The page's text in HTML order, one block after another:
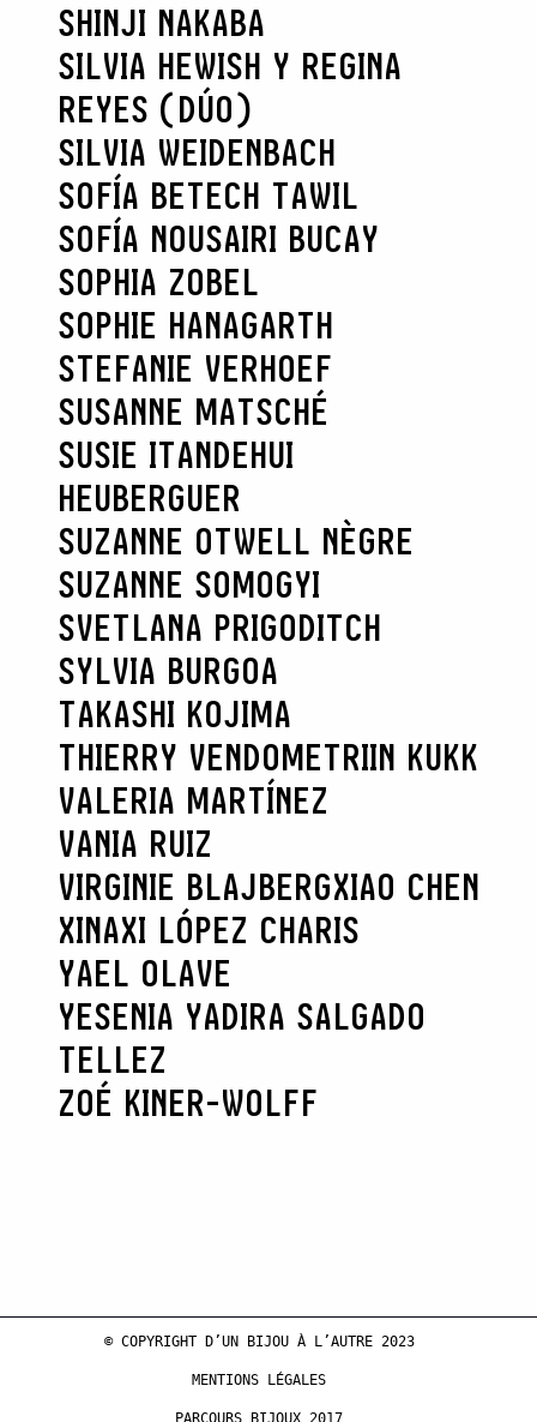
SHINJI NAKABA
SILVIA HEWISH Y REGINA
REYES (DÚO)
SILVIA WEIDENBACH
SOFÍA BETECH TAWIL
SOFÍA NOUSAIRI BUCAY
SOPHIA ZOBEL
SOPHIE HANAGARTH
STEFANIE VERHOEF
SUSANNE MATSCHÉ
SUSIE ITANDEHUI
HEUBERGUER
SUZANNE OTWELL NÈGRE
SUZANNE SOMOGYI
SVETLANA PRIGODITCH
SYLVIA BURGOA
TAKASHI KOJIMA
THIERRY VENDOMETRIIN KUKK
VALERIA MARTÍNEZ
VANIA RUIZ
VIRGINIE BLAJBERGXIAO CHEN
XINAXI LÓPEZ CHARIS
YAEL OLAVE
YESENIA YADIRA SALGADO
TELLEZ
ZOÉ KINER-WOLFF
© COPYRIGHT D’UN BIJOU À L’AUTRE 2023
MENTIONS LÉGALES
PARCOURS BIJOUX 2017